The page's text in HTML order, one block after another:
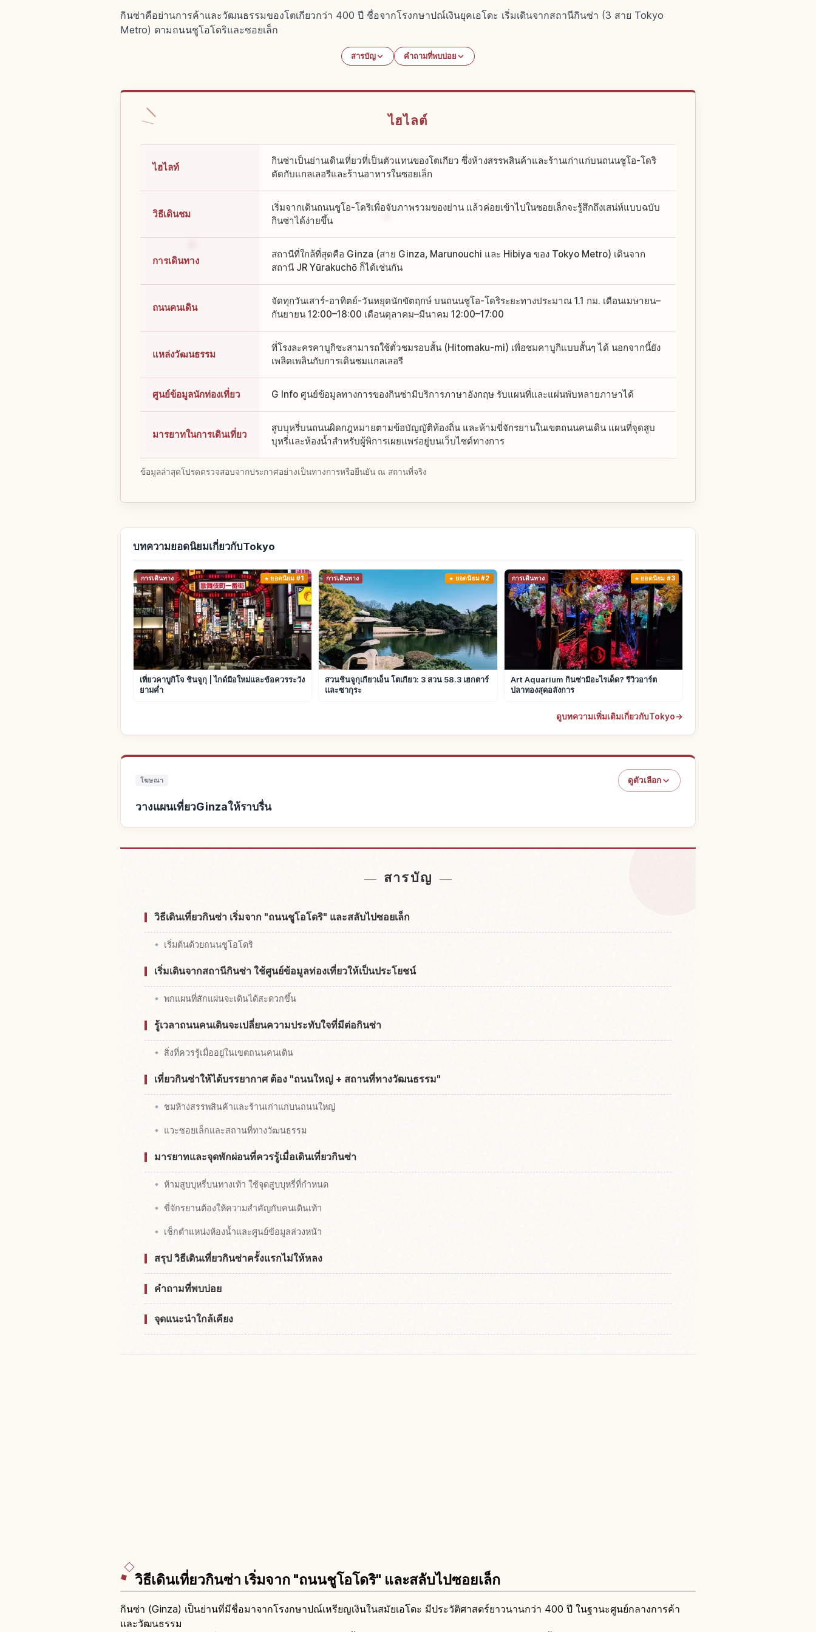
กินซ่าคือย่านการค้าและวัฒนธรรมของโตเกียวกว่า 400 ปี ชื่อจากโรงกษาปณ์เงินยุคเอโดะ เริ่มเดินจากสถานีกินซ่า (3 สาย Tokyo
Metro) ตามถนนชูโอโดริและซอยเล็ก
สารบัญ คำถามที่พบบ่อย
ไฮไลต์
ไฮไลท์
กินซ่าเป็นย่านเดินเที่ยวที่เป็นตัวแทนของโตเกียว ซึ่งห้างสรรพสินค้าและร้านเก่าแก่บนถนนชูโอ-โดริ
ตัดกับแกลเลอรีและร้านอาหารในซอยเล็ก
วิธีเดินชม
เริ่มจากเดินถนนชูโอ-โดริเพื่อจับภาพรวมของย่าน แล้วค่อยเข้าไปในซอยเล็กจะรู้สึกถึงเสน่ห์แบบฉบับ
กินซ่าได้ง่ายขึ้น
การเดินทาง
สถานีที่ใกล้ที่สุดคือ Ginza (สาย Ginza, Marunouchi และ Hibiya ของ Tokyo Metro) เดินจาก
สถานี JR Yūrakuchō ก็ได้เช่นกัน
ถนนคนเดิน
จัดทุกวันเสาร์-อาทิตย์-วันหยุดนักขัตฤกษ์ บนถนนชูโอ-โดริระยะทางประมาณ 1.1 กม. เดือนเมษายน–
กันยายน 12:00–18:00 เดือนตุลาคม–มีนาคม 12:00–17:00
แหล่งวัฒนธรรม
ที่โรงละครคาบูกิซะสามารถใช้ตั๋วชมรอบสั้น (Hitomaku-mi) เพื่อชมคาบูกิแบบสั้นๆ ได้ นอกจากนี้ยัง
เพลิดเพลินกับการเดินชมแกลเลอรี
ศูนย์ข้อมูลนักท่องเที่ยว G Info ศูนย์ข้อมูลทางการของกินซ่ามีบริการภาษาอังกฤษ รับแผนที่และแผ่นพับหลายภาษาได้
มารยาทในการเดินเที่ยว
สูบบุหรี่บนถนนผิดกฎหมายตามข้อบัญญัติท้องถิ่น และห้ามขี่จักรยานในเขตถนนคนเดิน แผนที่จุดสูบ
บุหรี่และห้องน้ำสำหรับผู้พิการเผยแพร่อยู่บนเว็บไซต์ทางการ
ข้อมูลล่าสุดโปรดตรวจสอบจากประกาศอย่างเป็นทางการหรือยืนยัน ณ สถานที่จริง
บทความยอดนิยมเกี่ยวกับTokyo
การเดินทาง ยอดนิยม #1
เที่ยวคาบูกิโจ ชินจูกุ | ไกด์มือใหม่และข้อควรระวัง
ยามค่ำ
การเดินทาง ยอดนิยม #2
สวนชินจูกุเกียวเอ็น โตเกียว: 3 สวน 58.3 เฮกตาร์
และซากุระ
การเดินทาง ยอดนิยม #3
Art Aquarium กินซ่ามีอะไรเด็ด? รีวิวอาร์ต
ปลาทองสุดอลังการ
ดูบทความเพิ่มเติมเกี่ยวกับTokyo→
โฆษณา ดูตัวเลือก
วางแผนเที่ยวGinzaให้ราบรื่น
สารบัญ
วิธีเดินเที่ยวกินซ่า เริ่มจาก "ถนนชูโอโดริ" และสลับไปซอยเล็ก
เริ่มต้นด้วยถนนชูโอโดริ
เริ่มเดินจากสถานีกินซ่า ใช้ศูนย์ข้อมูลท่องเที่ยวให้เป็นประโยชน์
พกแผนที่สักแผ่นจะเดินได้สะดวกขึ้น
รู้เวลาถนนคนเดินจะเปลี่ยนความประทับใจที่มีต่อกินซ่า
สิ่งที่ควรรู้เมื่ออยู่ในเขตถนนคนเดิน
เที่ยวกินซ่าให้ได้บรรยากาศ ต้อง "ถนนใหญ่ + สถานที่ทางวัฒนธรรม"
ชมห้างสรรพสินค้าและร้านเก่าแก่บนถนนใหญ่
แวะซอยเล็กและสถานที่ทางวัฒนธรรม
มารยาทและจุดพักผ่อนที่ควรรู้เมื่อเดินเที่ยวกินซ่า
ห้ามสูบบุหรี่บนทางเท้า ใช้จุดสูบบุหรี่ที่กำหนด
ขี่จักรยานต้องให้ความสำคัญกับคนเดินเท้า
เช็กตำแหน่งห้องน้ำและศูนย์ข้อมูลล่วงหน้า
สรุป วิธีเดินเที่ยวกินซ่าครั้งแรกไม่ให้หลง
คำถามที่พบบ่อย
จุดแนะนำใกล้เคียง
วิธีเดินเที่ยวกินซ่า เริ่มจาก "ถนนชูโอโดริ" และสลับไปซอยเล็ก
กินซ่า (Ginza) เป็นย่านที่มีชื่อมาจากโรงกษาปณ์เหรียญเงินในสมัยเอโดะ มีประวัติศาสตร์ยาวนานกว่า 400 ปี ในฐานะศูนย์กลางการค้า
และวัฒนธรรม